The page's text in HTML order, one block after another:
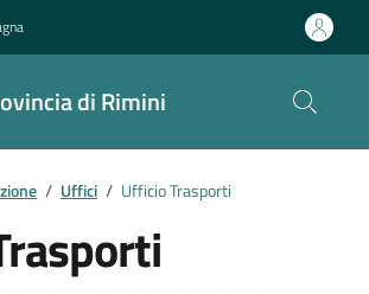
di Rimini
evidenza
/ Uffici / Ufficio Trasporti